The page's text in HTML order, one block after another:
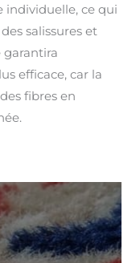
individuelle, ce qui
salissures et
garantira
efficace, car la
fibres en